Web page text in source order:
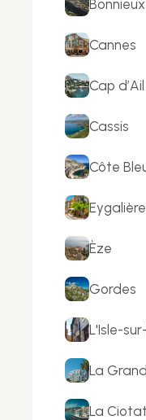
Bonnieux
Cannes
Cap d’Ail
Cassis
Côte
Èze
Gordes
L'Isle-
La
La Ciotat